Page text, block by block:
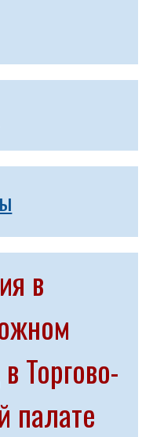
в
Торгово-
палате